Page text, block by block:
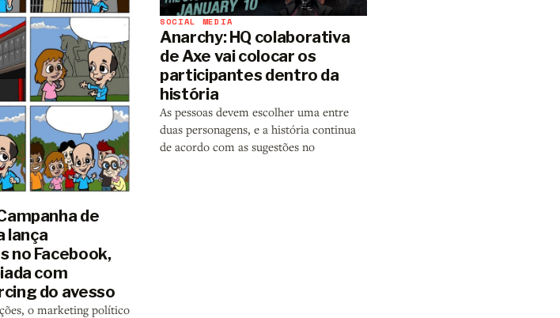
de
lança
no Facebook,
com
do avesso
o marketing político
SOCIAL MEDIA
Anarchy: HQ colaborativa
de Axe vai colocar os
participantes dentro da
história
As pessoas devem escolher uma entre
duas personagens, e a história continua
de acordo com as sugestões no